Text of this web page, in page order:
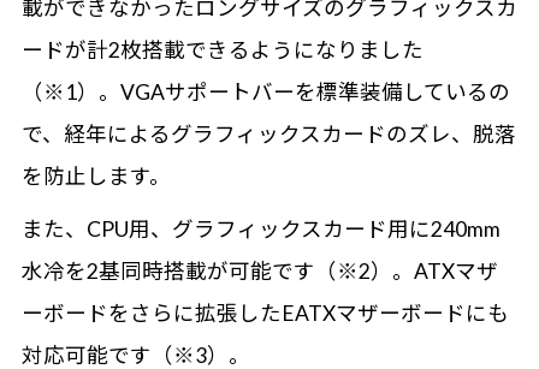
載ができなかったロングサイズのグラフィックスカ
ードが計2枚搭載できるようになりました
（※1）。VGAサポートバーを標準装備しているの
で、経年によるグラフィックスカードのズレ、脱落
を防止します。
また、CPU用、グラフィックスカード用に240mm
水冷を2基同時搭載が可能です（※2）。ATXマザ
ーボードをさらに拡張したEATXマザーボードにも
対応可能です（※3）。